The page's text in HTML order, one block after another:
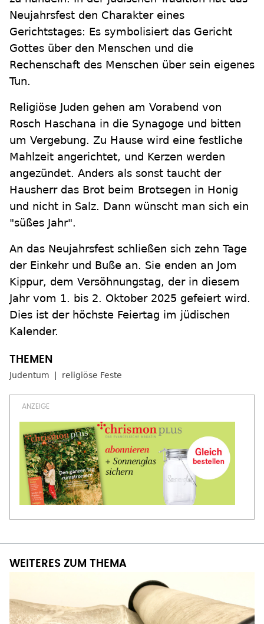
Neujahrsfest den Charakter eines
Gerichtstages: Es symbolisiert das Gericht
Gottes über den Menschen und die
Rechenschaft des Menschen über sein eigenes
Tun.
Religiöse Juden gehen am Vorabend von
Rosch Haschana in die Synagoge und bitten
um Vergebung. Zu Hause wird eine festliche
Mahlzeit angerichtet, und Kerzen werden
angezündet. Anders als sonst taucht der
Hausherr das Brot beim Brotsegen in Honig
und nicht in Salz. Dann wünscht man sich ein
"süßes Jahr".
An das Neujahrsfest schließen sich zehn Tage
der Einkehr und Buße an. Sie enden an Jom
Kippur, dem Versöhnungstag, der in diesem
Jahr vom 1. bis 2. Oktober 2025 gefeiert wird.
Dies ist der höchste Feiertag im jüdischen
Kalender.
Judentum religiöse Feste
WEITERES ZUM THEMA